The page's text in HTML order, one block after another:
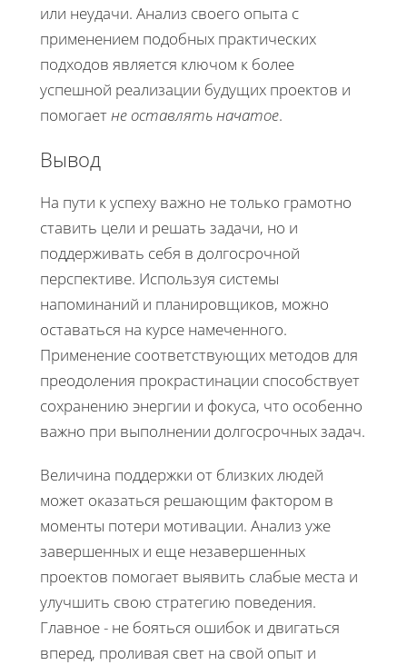
или неудачи. Анализ своего опыта с
применением подобных практических
подходов является ключом к более
успешной реализации будущих проектов и
помогаетне оставлять начатое.
Вывод
На пути к успеху важно не только грамотно
ставить цели и решать задачи, но и
поддерживать себя в долгосрочной
перспективе. Используя системы
напоминаний и планировщиков, можно
оставаться на курсе намеченного.
Применение соответствующих методов для
преодоления прокрастинации способствует
сохранению энергии и фокуса, что особенно
важно при выполнении долгосрочных задач.
Величина поддержки от близких людей
может оказаться решающим фактором в
моменты потери мотивации. Анализ уже
завершенных и еще незавершенных
проектов помогает выявить слабые места и
улучшить свою стратегию поведения.
Главное - не бояться ошибок и двигаться
вперед, проливая свет на свой опыт и